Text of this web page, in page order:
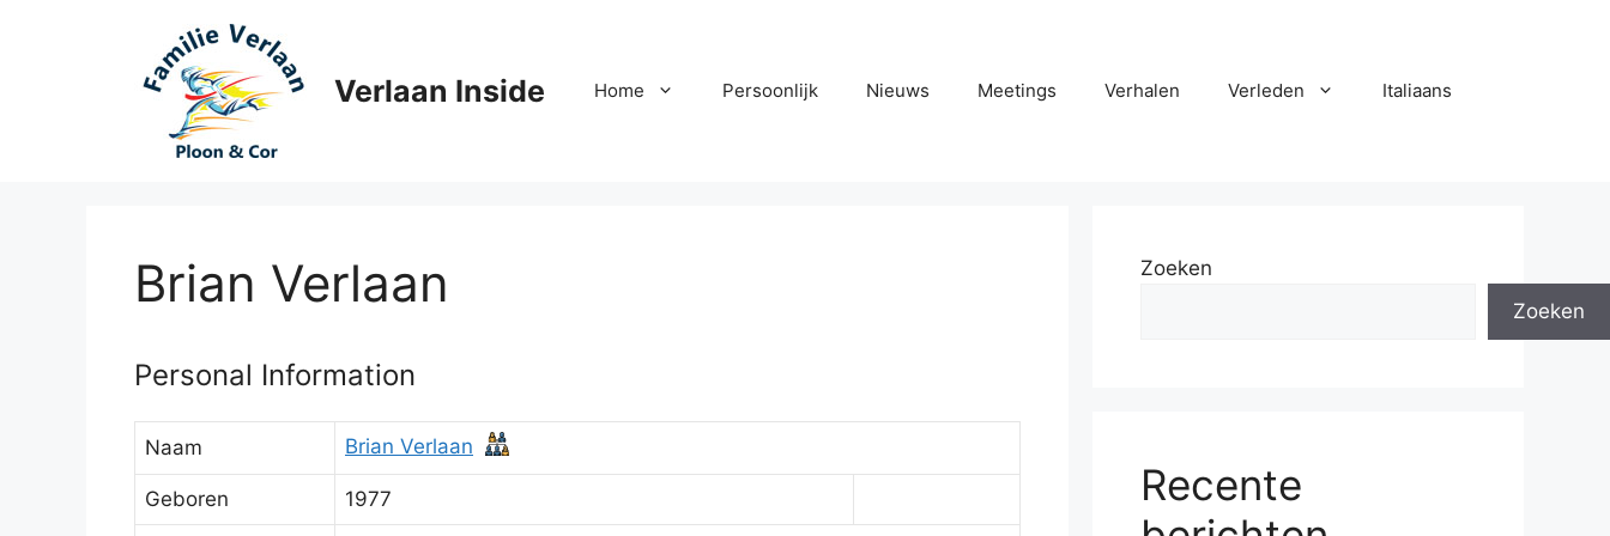
Verlaan Inside Home Persoonlijk Nieuws Meetings Verhalen Verleden Italiaans
Brian Verlaan
Personal Information
Naam Brian Verlaan
Geboren 1977
Zoeken
Zoeken
Recente